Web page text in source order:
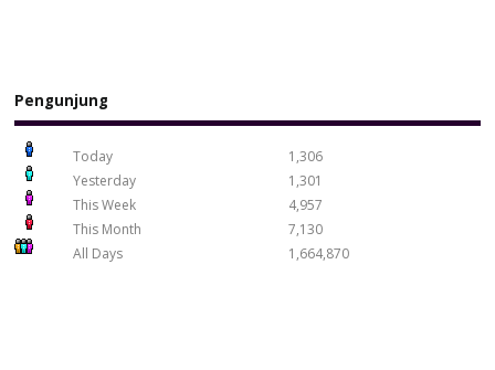
Pengunjung
Today
1,306
Yesterday
1,301
This Week
4,957
This Month
7,130
All Days
1,664,870